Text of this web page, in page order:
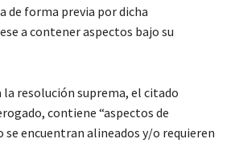
de forma previa por dicha
a contener aspectos bajo su
resolución suprema, el citado
contiene “aspectos de
se encuentran alineados y/o requieren